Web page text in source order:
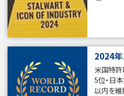
2024
米国特
5位・日
以内を維